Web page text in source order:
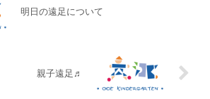
明日の遠足について
親子遠足♬